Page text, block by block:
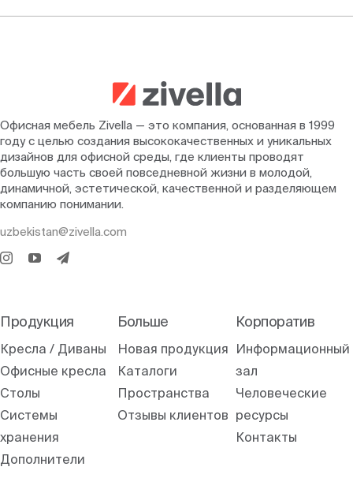
Офисная мебель Zivella — это компания, основанная в 1999
году с целью создания высококачественных и уникальных
дизайнов для офисной среды, где клиенты проводят
большую часть своей повседневной жизни в молодой,
динамичной, эстетической, качественной и разделяющем
компанию понимании.
uzbekistan@zivella.com
Продукция
Кресла / Диваны
Офисные кресла
Столы
Системы
хранения
Дополнители
Больше
Новая продукция
Каталоги
Пространства
Отзывы клиентов
Корпоратив
Информационный
зал
Человеческие
ресурсы
Контакты